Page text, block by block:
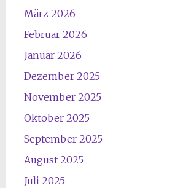
März 2026
Februar 2026
Januar 2026
Dezember 2025
November 2025
Oktober 2025
September 2025
August 2025
Juli 2025